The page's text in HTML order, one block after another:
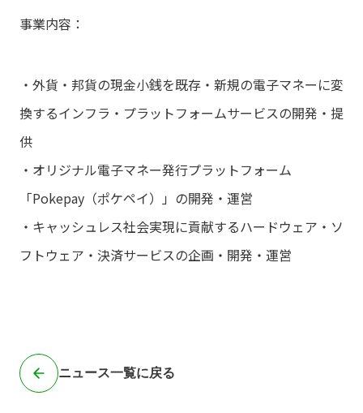
事業内容：
・外貨・邦貨の現金小銭を既存・新規の電子マネーに変
換するインフラ・プラットフォームサービスの開発・提
供
・オリジナル電子マネー発行プラットフォーム
「Pokepay（ポケペイ）」の開発・運営
・キャッシュレス社会実現に貢献するハードウェア・ソ
フトウェア・決済サービスの企画・開発・運営
ニュース一覧に戻る